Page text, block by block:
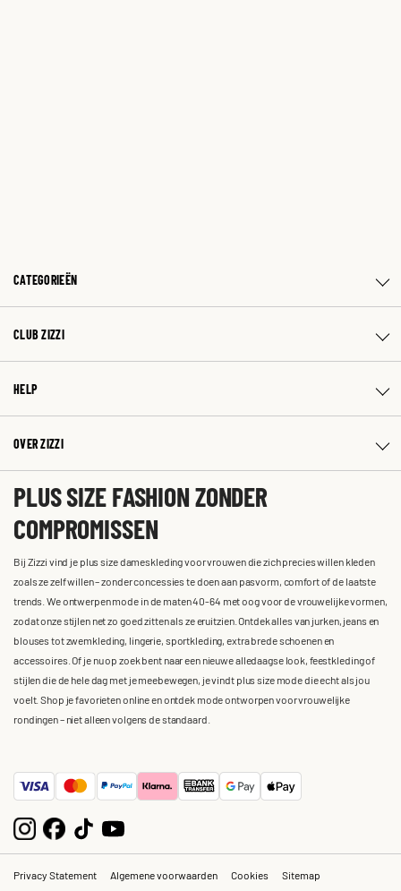
CATEGORIEËN
CLUB ZIZZI
HELP
OVER ZIZZI
PLUS SIZE FASHION ZONDER
COMPROMISSEN
Bij Zizzi vind je plus size dameskleding voor vrouwen die zich precies willen kleden
zoals ze zelf willen – zonder concessies te doen aan pasvorm, comfort of de laatste
trends. We ontwerpen mode in de maten 40-64 met oog voor de vrouwelijke vormen,
zodat onze stijlen net zo goed zitten als ze eruitzien. Ontdek alles van jurken, jeans en
blouses tot zwemkleding, lingerie, sportkleding, extra brede schoenen en
accessoires. Of je nu op zoek bent naar een nieuwe alledaagse look, feestkleding of
stijlen die de hele dag met je meebewegen, je vindt plus size mode die echt als jou
voelt. Shop je favorieten online en ontdek mode ontworpen voor vrouwelijke
rondingen – niet alleen volgens de standaard.
Privacy Statement Algemene voorwaarden Cookies Sitemap